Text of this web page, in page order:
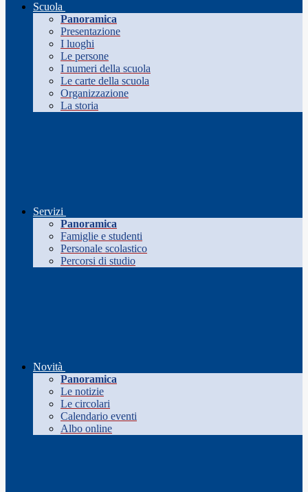
Scuola
Panoramica
Presentazione
I luoghi
Le persone
I numeri della scuola
Le carte della scuola
Organizzazione
La storia
Servizi
Panoramica
Famiglie e studenti
Personale scolastico
Percorsi di studio
Novità
Panoramica
Le notizie
Le circolari
Calendario eventi
Albo online